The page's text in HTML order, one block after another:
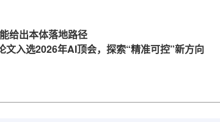
给出本体落地路径
入选2026年AI顶会，探索“精准可控”新方向